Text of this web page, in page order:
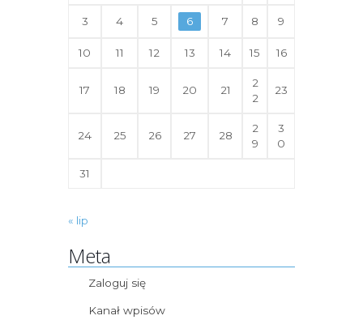
3 4 5 6 7 8 9
10 11 12 13 14 15 16
17 18 19 20 21
2
2
23
24 25 26 27 28
2
9
3
0
31
« lip
Meta
Zaloguj się
Kanał wpisów